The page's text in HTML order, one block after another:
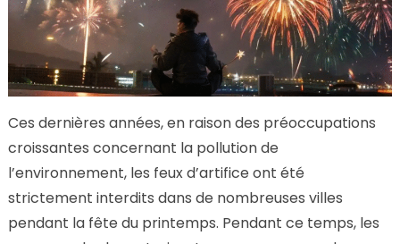
Ces dernières années, en raison des préoccupations
croissantes concernant la pollution de
l’environnement, les feux d’artifice ont été
strictement interdits dans de nombreuses villes
pendant la fête du printemps. Pendant ce temps, les